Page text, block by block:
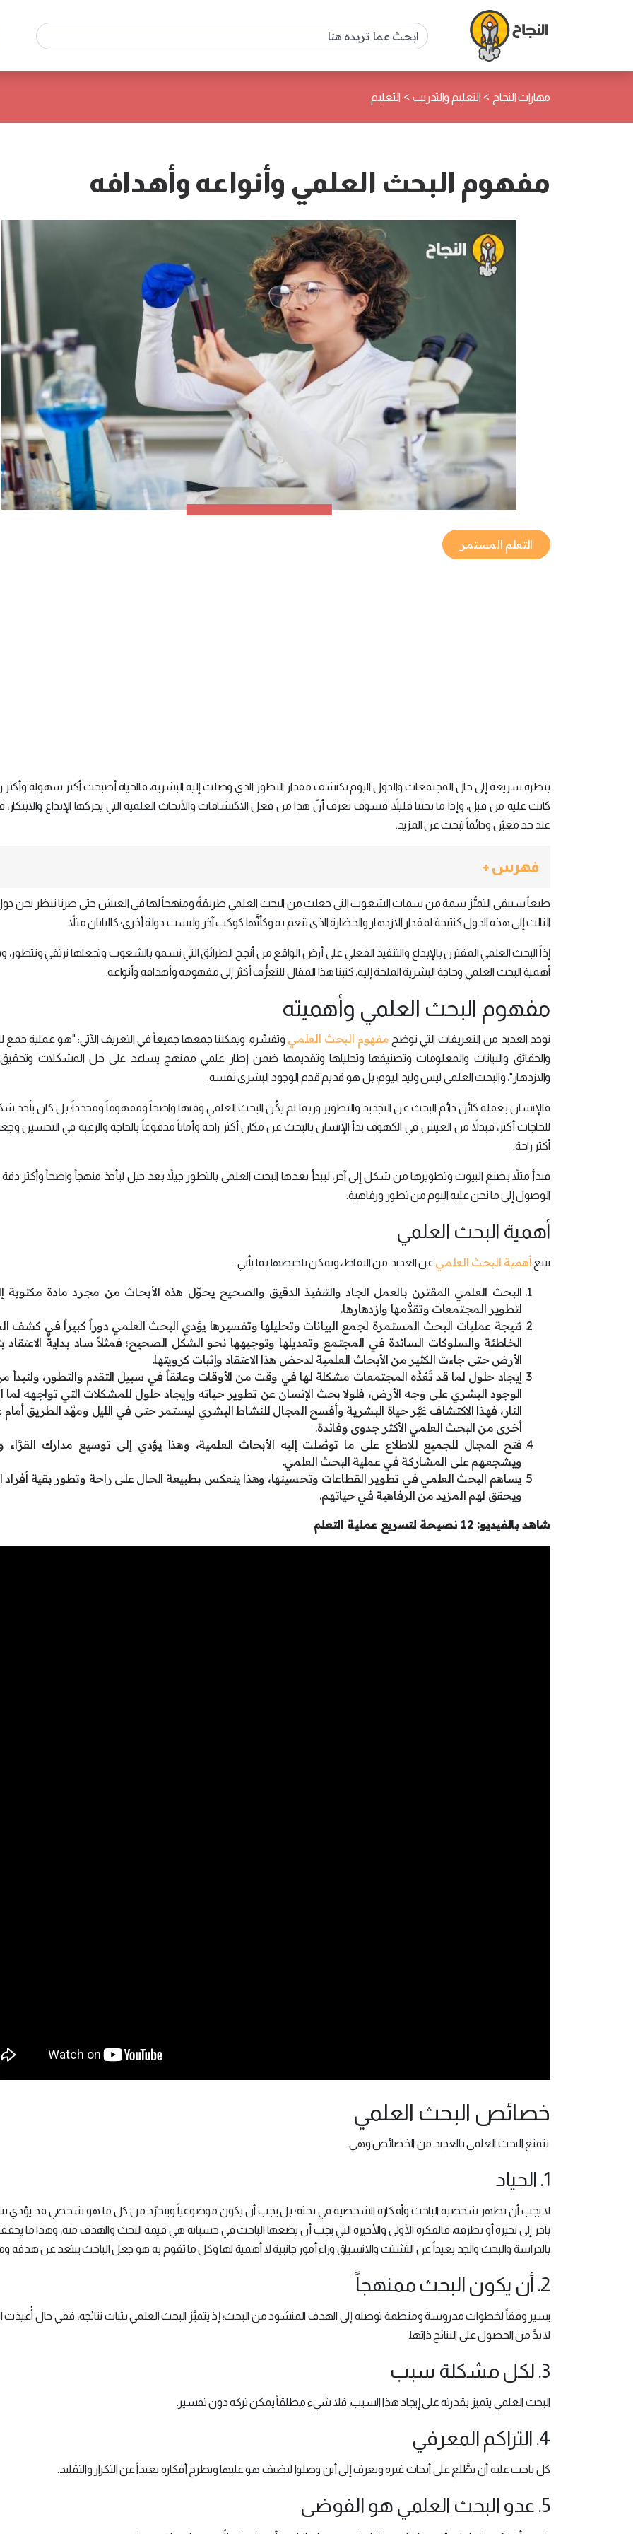
مهارات النجاح > التعليم والتدريب > التعليم
مفهوم البحث العلمي وأنواعه وأهدافه
التعلم المستمر
بنظرة سريعة إلى حال المجتمعات والدول اليوم نكتشف مقدار التطور الذي وصلت إليه البشرية، فالحياة أصبحت أكثر سهولة وأكثر
كانت عليه من قبل، وإذا ما بحثنا قليلاً، فسوف نعرف أنَّ هذا من فعل الاكتشافات والأبحاث العلمية التي يحركها الإبداع
عند حد معيَّن ودائماً تبحث عن المزيد.
فهرس +
طبعاً سيبقى التميُّز سمة من سمات الشعوب التي جعلت من البحث العلمي طريقةً ومنهجاً لها في العيش حتى صرنا ننظر نحن دول
الثالث إلى هذه الدول كنتيجة لمقدار الازدهار والحضارة الذي تنعم به وكأنَّها كوكب آخر وليست دولة أخرى؛ كاليابان مثلاً.
إذاً البحث العلمي المقترن بالإبداع والتنفيذ الفعلي على أرض الواقع من أنجح الطرائق التي تسمو بالشعوب وتجعلها ترتقي وتتطور،
أهمية البحث العلمي وحاجة البشرية الملحة إليه، كتبنا هذا المقال للتعرُّف أكثر إلى مفهومه وأهدافه وأنواعه.
مفهوم البحث العلمي وأهميته
توجد العديد من التعريفات التي توضح مفهوم البحث العلمي وتفسِّره، ويمكننا جمعها جميعاً في التعريف الآتي: "هو عملية جمع
والحقائق والبيانات والمعلومات وتصنيفها وتحليلها وتقديمها ضمن إطار علمي ممنهج يساعد على حل المشكلات وتحقيق
والازدهار"، والبحث العلمي ليس وليد اليوم؛ بل هو قديم قدم الوجود البشري نفسه.
فالإنسان بعقله كائن دائم البحث عن التجديد والتطوير وربما لم يكُن البحث العلمي وقتها واضحاً ومفهوماً ومحدداً؛ بل كان يأخذ
للحاجات أكثر، فبدلاً من العيش في الكهوف بدأ الإنسان بالبحث عن مكان أكثر راحة وأماناً مدفوعاً بالحاجة والرغبة في التحسين
أكثر راحة.
فبدأ مثلاً بصنع البيوت وتطويرها من شكل إلى آخر، ليبدأ بعدها البحث العلمي بالتطور جيلاً بعد جيل ليأخذ منهجاً واضحاً وأكثر
الوصول إلى ما نحن عليه اليوم من تطور ورفاهية.
أهمية البحث العلمي
تنبع أهمية البحث العلمي عن العديد من النقاط، ويمكن تلخيصها بما يأتي:
البحث العلمي المقترن بالعمل الجاد والتنفيذ الدقيق والصحيح يحوِّل هذه الأبحاث من مجرد مادة مكتوبة
لتطوير المجتمعات وتقدُّمها وازدهارها.
نتيجة عمليات البحث المستمرة لجمع البيانات وتحليلها وتفسيرها يؤدي البحث العلمي دوراً كبيراً في كشف
الخاطئة والسلوكات السائدة في المجتمع وتعديلها وتوجيهها نحو الشكل الصحيح؛ فمثلاً ساد بدايةً
الأرض حتى جاءت الكثير من الأبحاث العلمية لدحض هذا الاعتقاد وإثبات كرويتها.
إيجاد حلول لما قد تَعُدُّه المجتمعات مشكلة لها في وقت من الأوقات وعائقاً في سبيل التقدم والتطور، ولنبدأ
الوجود البشري على وجه الأرض، فلولا بحث الإنسان عن تطوير حياته وإيجاد حلول للمشكلات التي تواجهه
النار، فهذا الاكتشاف غيَّر حياة البشرية وأفسح المجال للنشاط البشري ليستمر حتى في الليل ومهَّد الطريق أمام
أخرى من البحث العلمي الأكثر جدوى وفائدة.
فتح المجال للجميع للاطلاع على ما توصَّلت إليه الأبحاث العلمية، وهذا يؤدي إلى توسيع مدارك القرَّاء
ويشجعهم على المشاركة في عملية البحث العلمي.
يساهم البحث العلمي في تطوير القطاعات وتحسينها، وهذا ينعكس بطبيعة الحال على راحة وتطور بقية
ويحقق لهم المزيد من الرفاهية في حياتهم.
شاهد بالفيديو: 12 نصيحة لتسريع عملية التعلم
خصائص البحث العلمي
يتمتع البحث العلمي بالعديد من الخصائص وهي:
1. الحياد
لا يجب أن تظهر شخصية الباحث وأفكاره الشخصية في بحثه؛ بل يجب أن يكون موضوعياً ويتجرَّد من كل ما هو شخصي قد يؤدي
بآخر إلى تحيزه أو تطرفه، فالفكرة الأولى والأخيرة التي يجب أن يضعها الباحث في حسبانه هي قيمة البحث والهدف منه، وهذا ما
بالدراسة والبحث والجد بعيداً عن التشتت والانسياق وراء أمور جانبية لا أهمية لها وكل ما تقوم به هو جعل الباحث يبتعد عن هدفه
2. أن يكون البحث ممنهجاً
يسير وفقاً لخطوات مدروسة ومنظمة توصله إلى الهدف المنشود من البحث؛ إذ يتميَّز البحث العلمي بثبات نتائجه، ففي حال أُعيدَت
لا بدَّ من الحصول على النتائج ذاتها.
3. لكل مشكلة سبب
البحث العلمي يتميز بقدرته على إيجاد هذا السبب، فلا شيء مطلقاً يمكن تركه دون تفسير.
4. التراكم المعرفي
كل باحث عليه أن يطَّلع على أبحاث غيره ويعرف إلى أين وصلوا ليضيف هو عليها ويطرح أفكاره بعيداً عن التكرار والتقليد.
5. عدو البحث العلمي هو الفوضى